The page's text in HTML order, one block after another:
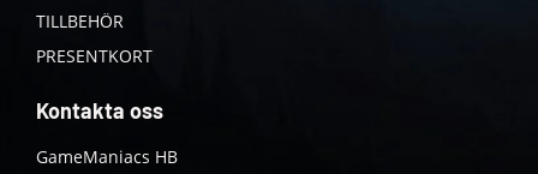
TILLBEHÖR
PRESENTKORT
Kontakta oss
GameManiacs HB